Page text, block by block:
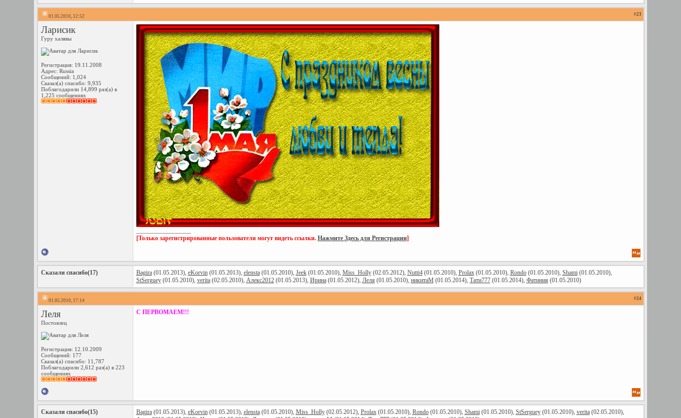
01.05.2010, 12:52 #23
Ларисик
Гуру халявы
Регистрация: 19.11.2008
Адрес: Russia
Сообщений: 1,024
Сказал(а) спасибо: 9,935
Поблагодарили 14,899 раз(а) в
1,225 сообщениях
[Только зарегистрированные пользователи могут видеть ссылки. Нажмите Здесь для Регистрации]
Сказали спасибо(17) Bagira(01.05.2013), eKorvin(01.05.2013), elensta(01.05.2010), Jeek(01.05.2010), Miss_Holly(02.05.2012), Nutti4(01.05.2010), Prolax(01.05.2010), Rondo(01.05.2010), Shami(01.05.2010),
StSerguey(01.05.2010), verita(02.05.2010), Алекс2012(01.05.2013), Ирина(01.05.2012), Леля (01.05.2010), никитаМ (01.05.2014), Тати777(01.05.2014), Фатиния (01.05.2010)
01.05.2010, 17:14 #24
Леля
Постоялец
Регистрация: 12.10.2009
Сообщений: 177
Сказал(а) спасибо: 11,787
Поблагодарили 2,612 раз(а) в 223
сообщениях
С ПЕРВОМАЕМ!!!
Сказали спасибо(15) Bagira(01.05.2013), eKorvin(01.05.2013), elensta(01.05.2010), Miss_Holly(02.05.2012), Prolax(01.05.2010), Rondo(01.05.2010), Shami(01.05.2010), StSerguey(01.05.2010), verita(02.05.2010),